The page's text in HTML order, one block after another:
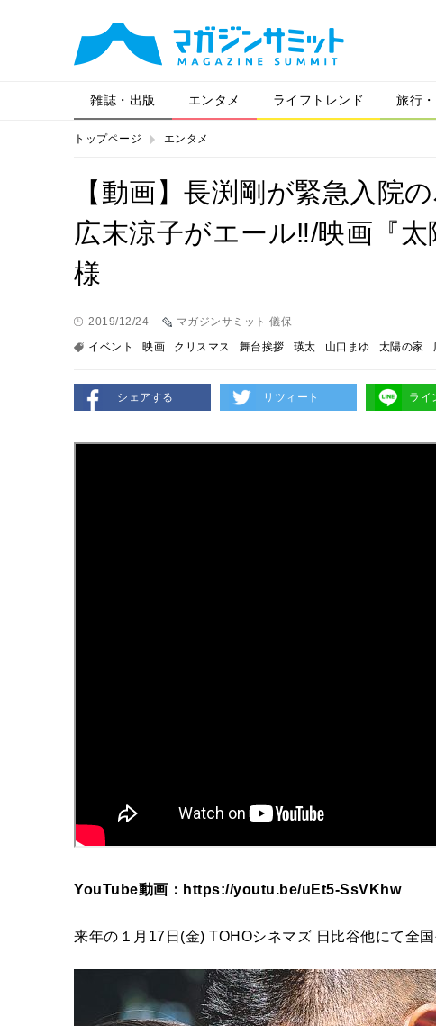
雑誌・出版 エンタメ ライフトレンド 旅行
トップページ エンタメ
【動画】長渕剛が緊急入院
広末涼子がエール‼/映画『
様
2019/12/24
マガジンサミット 儀保
イベント
映画 クリスマス 舞台挨拶 瑛太 山口まゆ 太陽の家
シェアする リツィート ライ
YouTube動画：https://youtu.be/uEt5-SsVKhw
来年の１月17日(金) TOHOシネマズ 日比谷他にて全